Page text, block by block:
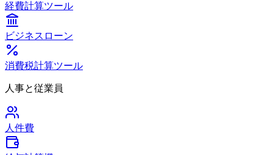
経費計算ツール
ビジネスローン
消費税計算ツール
人事と従業員
人件費